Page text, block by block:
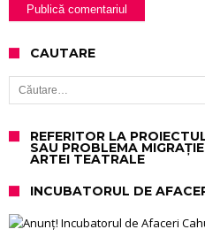
CAUTARE
Caută după:
REFERITOR LA
SAU PROBLEMA
ARTEI TEATRALE
INCUBATORUL DE